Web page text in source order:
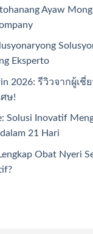
Ayaw
Eksperto
2026: รีวิวจากผู้เชี่
ษ!
Solusi Inovatif
21 Hari
Obat Nyeri